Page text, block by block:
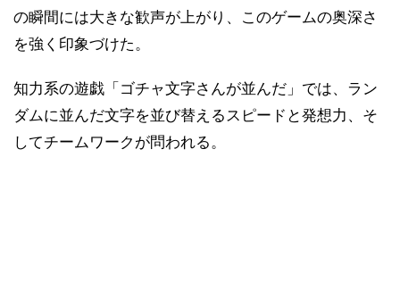
の瞬間には大きな歓声が上がり、このゲームの奥深さ
を強く印象づけた。
知力系の遊戯「ゴチャ文字さんが並んだ」では、ラン
ダムに並んだ文字を並び替えるスピードと発想力、そ
してチームワークが問われる。